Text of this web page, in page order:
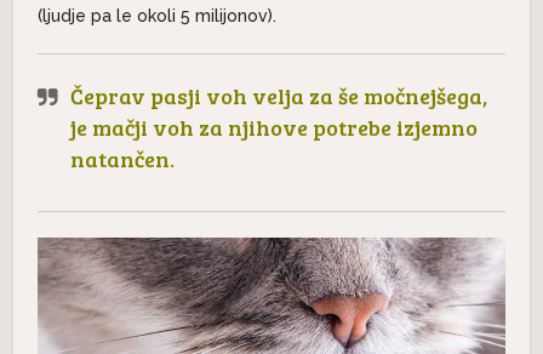
(ljudje pa le okoli 5 milijonov).
Čeprav pasji voh velja za še močnejšega,
je mačji voh za njihove potrebe izjemno
natančen.